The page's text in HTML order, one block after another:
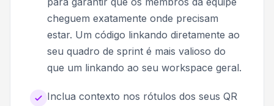
cheguem exatamente onde precisam
estar. Um código linkando diretamente ao
seu quadro de sprint é mais valioso do
que um linkando ao seu workspace geral.
Inclua contexto nos rótulos dos seus QR